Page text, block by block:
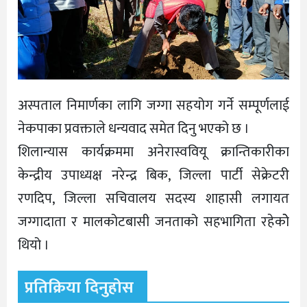
अस्पताल निमार्णका लागि जग्गा सहयोग गर्ने सम्पूर्णलाई
नेकपाका प्रवक्ताले धन्यवाद समेत दिनु भएको छ ।
शिलान्यास कार्यक्रममा अनेरास्ववियू क्रान्तिकारीका
केन्द्रीय उपाध्यक्ष नरेन्द्र बिक, जिल्ला पार्टी सेक्रेटरी
रणदिप, जिल्ला सचिवालय सदस्य शाहासी लगायत
जग्गादाता र मालकोटबासी जनताको सहभागिता रहेकोे
थियो ।
प्रतिक्रिया दिनुहोस